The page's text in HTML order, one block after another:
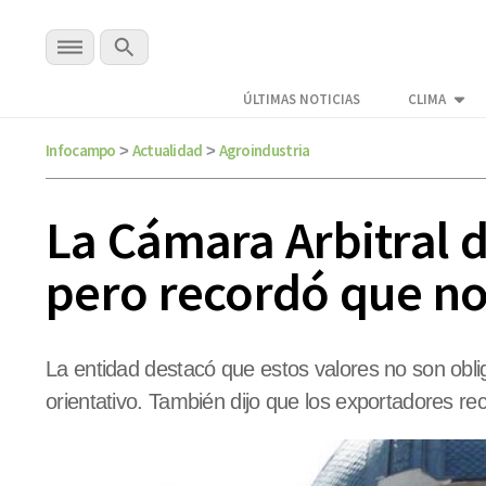
ÚLTIMAS NOTICIAS CLIMA
Infocampo > Actualidad > Agroindustria
La Cámara Arbitral
pero recordó que
La entidad destacó que estos valores no son
orientativo. También dijo que los exportadores